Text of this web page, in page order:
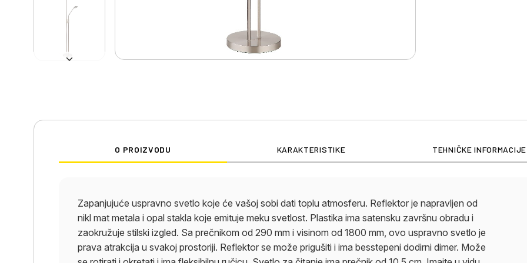
O PROIZVODU KARAKTERISTIKE TEHNIČKE INFORMACIJE
Zapanjujuće uspravno svetlo koje će vašoj sobi dati toplu atmosferu. Reflektor je napravljen od
nikl mat metala i opal stakla koje emituje meku svetlost. Plastika ima satensku završnu obradu i
zaokružuje stilski izgled. Sa prečnikom od 290 mm i visinom od 1800 mm, ovo uspravno svetlo je
prava atrakcija u svakoj prostoriji. Reflektor se može prigušiti i ima besstepeni dodirni dimer. Može